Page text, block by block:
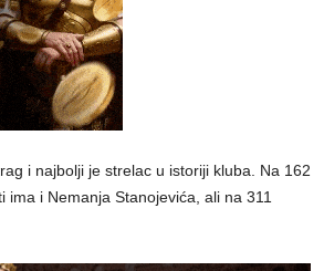
i najbolji je strelac u istoriji kluba. Na 162
i Nemanja Stanojevića, ali na 311